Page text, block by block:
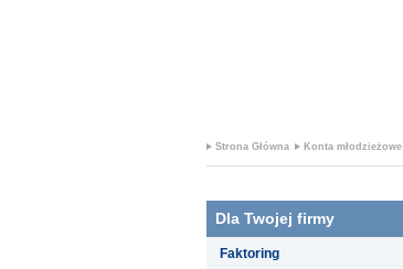
Strona Główna Konta młodzieżowe
Dla Twojej firmy
Faktoring